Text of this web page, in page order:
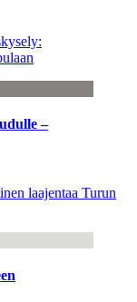
–
laajentaa Turun